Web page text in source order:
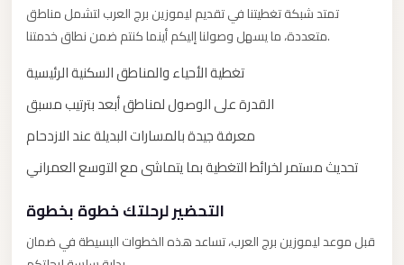
تمتد شبكة تغطيتنا في تقديم ليموزين برج العرب لتشمل مناطق
متعددة، ما يسهل وصولنا إليكم أينما كنتم ضمن نطاق خدمتنا.
تغطية الأحياء والمناطق السكنية الرئيسية
القدرة على الوصول لمناطق أبعد بترتيب مسبق
معرفة جيدة بالمسارات البديلة عند الازدحام
تحديث مستمر لخرائط التغطية بما يتماشى مع التوسع العمراني
التحضير لرحلتك خطوة بخطوة
قبل موعد ليموزين برج العرب، تساعد هذه الخطوات البسيطة في ضمان
North
Coast
Limousine
New
Capital
Taxi
New
Cairo
Transfer
from